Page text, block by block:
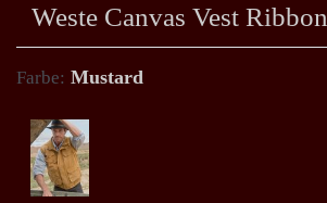
Weste Canvas Vest Ribbon
Farbe: Mustard